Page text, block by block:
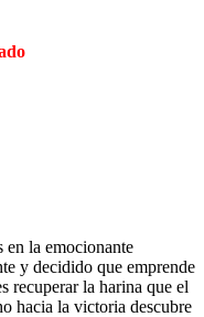
en la emocionante
y decidido que emprende
recuperar la harina que el
hacia la victoria descubre